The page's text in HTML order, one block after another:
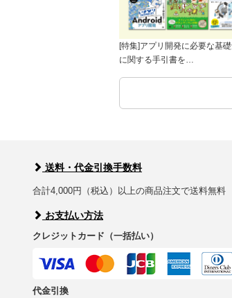
[特集]アプリ開発に必要な基
に関する手引書を…
送料・代金引換手数料
合計4,000円（税込）以上の商品注文で送料無料
お支払い方法
クレジットカード（一括払い）
代金引換